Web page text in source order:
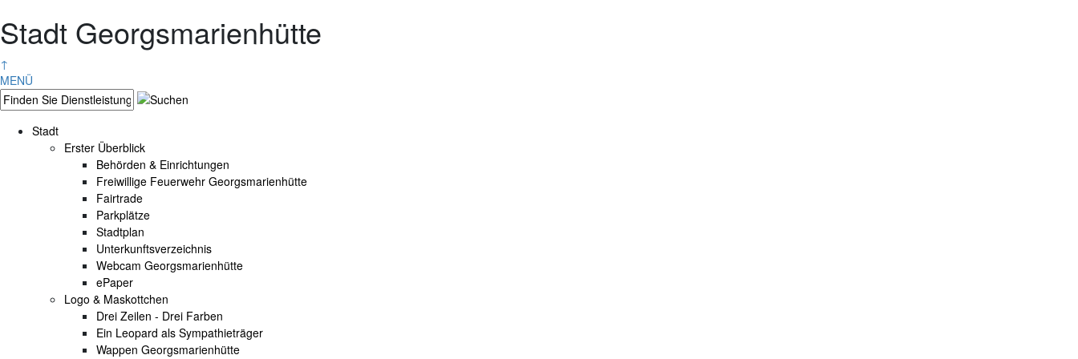
Stadt Georgsmarienhütte
↑
MENÜ
Stadt
Erster Überblick
Behörden & Einrichtungen
Freiwillige Feuerwehr Georgsmarienhütte
Fairtrade
Parkplätze
Stadtplan
Unterkunftsverzeichnis
Webcam Georgsmarienhütte
ePaper
Logo & Maskottchen
Drei Zeilen - Drei Farben
Ein Leopard als Sympathieträger
Wappen Georgsmarienhütte